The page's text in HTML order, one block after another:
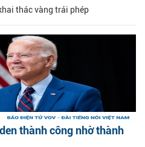
thác vàng trái phép
thành công nhờ thành